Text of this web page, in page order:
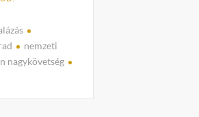
nemzeti
nagykövetség